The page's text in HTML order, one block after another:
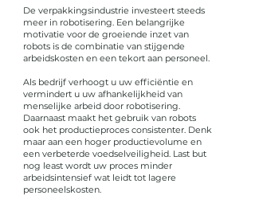
De verpakkingsindustrie investeert steeds
meer in robotisering. Een belangrijke
motivatie voor de groeiende inzet van
robots is de combinatie van stijgende
arbeidskosten en een tekort aan personeel.
Als bedrijf verhoogt u uw efficiëntie en
vermindert u uw afhankelijkheid van
menselijke arbeid door robotisering.
Daarnaast maakt het gebruik van robots
ook het productieproces consistenter. Denk
maar aan een hoger productievolume en
een verbeterde voedselveiligheid. Last but
nog least wordt uw proces minder
arbeidsintensief wat leidt tot lagere
personeelskosten.